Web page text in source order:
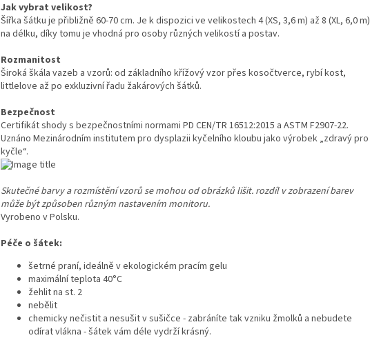
Jak vybrat velikost?
Šířka šátku je přibližně 60-70 cm. Je k dispozici ve velikostech 4 (XS, 3,6 m) až 8 (XL, 6,0 m)
na délku, díky tomu je vhodná pro osoby různých velikostí a postav.
Rozmanitost
Široká škála vazeb a vzorů: od základního křížový vzor přes kosočtverce, rybí kost,
littlelove až po exkluzivní řadu žakárových šátků.
Bezpečnost
Certifikát shody s bezpečnostními normami PD CEN/TR 16512:2015 a ASTM F2907-22.
Uznáno Mezinárodním institutem pro dysplazii kyčelního kloubu jako výrobek „zdravý pro
kyčle“.
Skutečné barvy a rozmístění vzorů se mohou od obrázků lišit. rozdíl v zobrazení barev
může být způsoben různým nastavením monitoru.
Vyrobeno v Polsku.
Péče o šátek:
šetrné praní, ideálně v ekologickém pracím gelu
maximální teplota 40°C
žehlit na st. 2
nebělit
chemicky nečistit a nesušit v sušičce - zabráníte tak vzniku žmolků a nebudete
odírat vlákna - šátek vám déle vydrží krásný.